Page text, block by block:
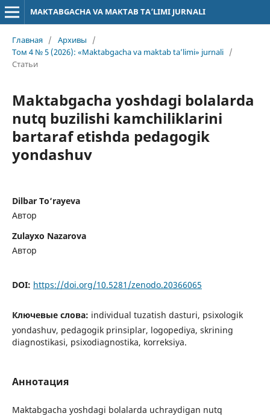
MAKTABGACHA VA MAKTAB TA’LIMI JURNALI
Главная / Архивы
/
Том 4 № 5 (2026): «Maktabgacha va maktab ta’limi» jurnali /
Статьи
Maktabgacha yoshdagi bolalarda
nutq buzilishi kamchiliklarini
bartaraf etishda pedagogik
yondashuv
Dilbar To‘rayeva
Автор
Zulayxo Nazarova
Автор
DOI: https://doi.org/10.5281/zenodo.20366065
Ключевые слова: individual tuzatish dasturi, psixologik
yondashuv, pedagogik prinsiplar, logopediya, skrining
diagnostikasi, psixodiagnostika, korreksiya.
Аннотация
Maktabgacha yoshdagi bolalarda uchraydigan nutq